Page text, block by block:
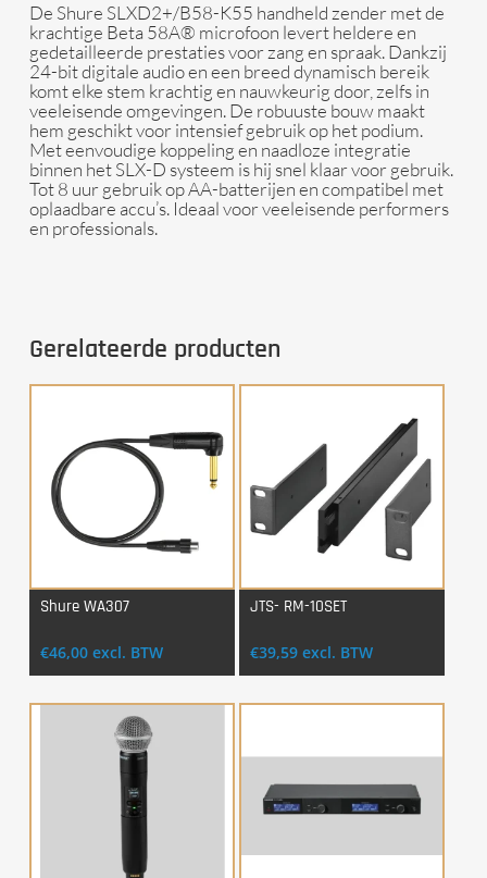
De Shure SLXD2+/B58-K55 handheld zender met de
krachtige Beta 58A® microfoon levert heldere en
gedetailleerde prestaties voor zang en spraak. Dankzij
24-bit digitale audio en een breed dynamisch bereik
komt elke stem krachtig en nauwkeurig door, zelfs in
veeleisende omgevingen. De robuuste bouw maakt
hem geschikt voor intensief gebruik op het podium.
Met eenvoudige koppeling en naadloze integratie
binnen het SLX-D systeem is hij snel klaar voor gebruik.
Tot 8 uur gebruik op AA-batterijen en compatibel met
oplaadbare accu’s. Ideaal voor veeleisende performers
en professionals.
Gerelateerde producten
Shure WA307
€46,00 excl. BTW
JTS- RM-10SET
€39,59 excl. BTW